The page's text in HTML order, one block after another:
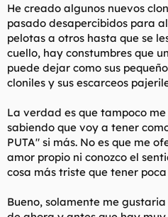
He creado algunos nuevos
pasado desapercibidos para
pelotas a otros hasta que se
cuello, hay constumbres que
puede dejar como sus
cloniles y sus escarceos
La verdad es que tampoco
sabiendo que voy a tener
PUTA" si más. No es que me
amor propio ni conozco el
cosa más triste que tener
Bueno, solamente me